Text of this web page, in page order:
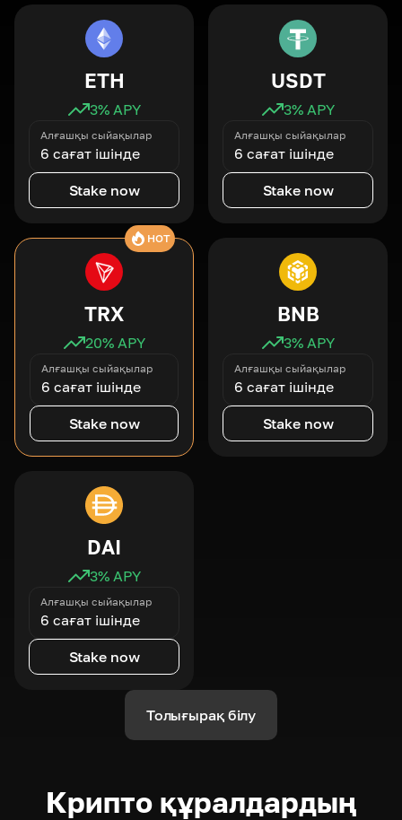
ETH
3% APY
Алғашқы сыйақылар
6 сағат ішінде
Stake now
USDT
3% APY
Алғашқы сыйақылар
6 сағат ішінде
Stake now
HOT
TRX
20% APY
Алғашқы сыйақылар
6 сағат ішінде
Stake now
BNB
3% APY
Алғашқы сыйақылар
6 сағат ішінде
Stake now
DAI
3% APY
Алғашқы сыйақылар
6 сағат ішінде
Stake now
Толығырақ білу
Крипто құралдардың